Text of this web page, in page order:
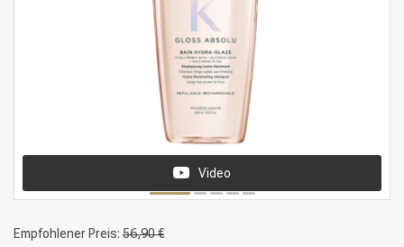
Video
Empfohlener Preis: 56,90 €